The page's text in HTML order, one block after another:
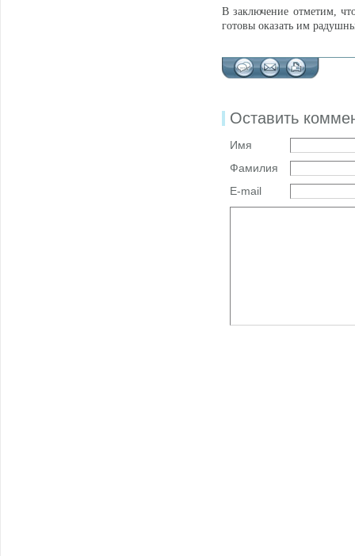
В заключение отметим,
готовы оказать им
Оставить
Имя
Фамилия
E-mail